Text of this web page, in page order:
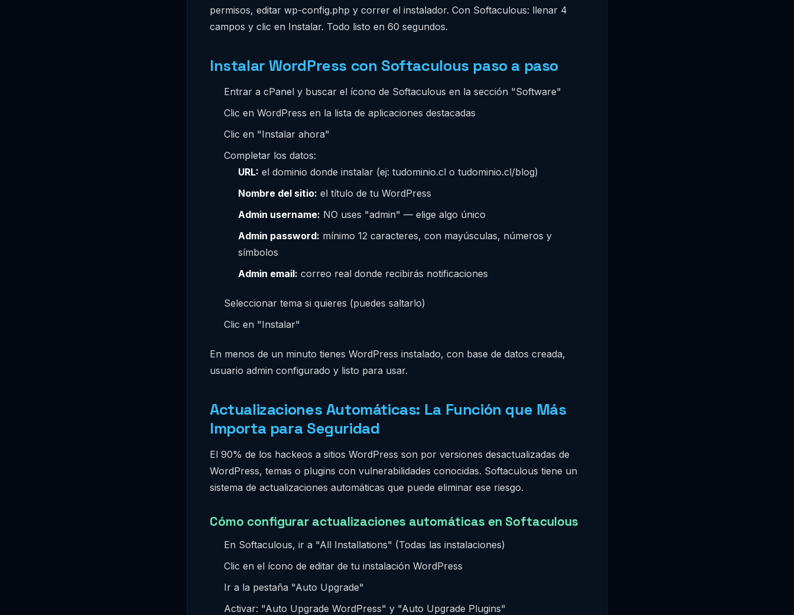
permisos, editar wp-config.php y correr el instalador. Con Softaculous: llenar 4
campos y clic en Instalar. Todo listo en 60 segundos.
Instalar WordPress con Softaculous paso a paso
Entrar a cPanel y buscar el ícono de Softaculous en la sección "Software"
Clic en WordPress en la lista de aplicaciones destacadas
Clic en "Instalar ahora"
Completar los datos:
URL: el dominio donde instalar (ej: tudominio.cl o tudominio.cl/blog)
Nombre del sitio: el título de tu WordPress
Admin username: NO uses "admin" — elige algo único
Admin password: mínimo 12 caracteres, con mayúsculas, números y
símbolos
Admin email: correo real donde recibirás notificaciones
Seleccionar tema si quieres (puedes saltarlo)
Clic en "Instalar"
En menos de un minuto tienes WordPress instalado, con base de datos creada,
usuario admin configurado y listo para usar.
Actualizaciones Automáticas: La Función que Más
Importa para Seguridad
El 90% de los hackeos a sitios WordPress son por versiones desactualizadas de
WordPress, temas o plugins con vulnerabilidades conocidas. Softaculous tiene un
sistema de actualizaciones automáticas que puede eliminar ese riesgo.
Cómo configurar actualizaciones automáticas en Softaculous
En Softaculous, ir a "All Installations" (Todas las instalaciones)
Clic en el ícono de editar de tu instalación WordPress
Ir a la pestaña "Auto Upgrade"
Activar: "Auto Upgrade WordPress" y "Auto Upgrade Plugins"